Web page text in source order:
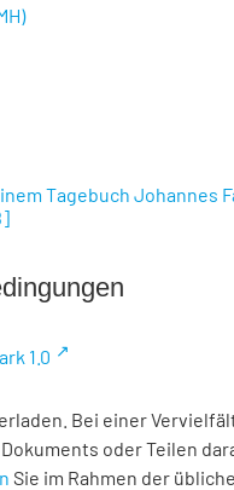
Tagebuch Johannes
]
1.0
Bei einer
oder Teilen
Sie im Rahmen der